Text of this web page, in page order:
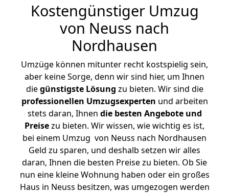
Kostengünstiger Umzug
von Neuss nach
Nordhausen
Umzüge können mitunter recht kostspielig sein,
aber keine Sorge, denn wir sind hier, um Ihnen
diegünstigste Lösung zu bieten. Wir sind die
professionellen Umzugsexperten und arbeiten
stets daran, Ihnen die besten Angebote und
Preisezu bieten. Wir wissen, wie wichtig es ist,
bei einem Umzug von Neuss nach Nordhausen
Geld zu sparen, und deshalb setzen wir alles
daran, Ihnen die besten Preise zu bieten. Ob Sie
nun eine kleine Wohnung haben oder ein großes
Haus in Neuss besitzen, was umgezogen werden